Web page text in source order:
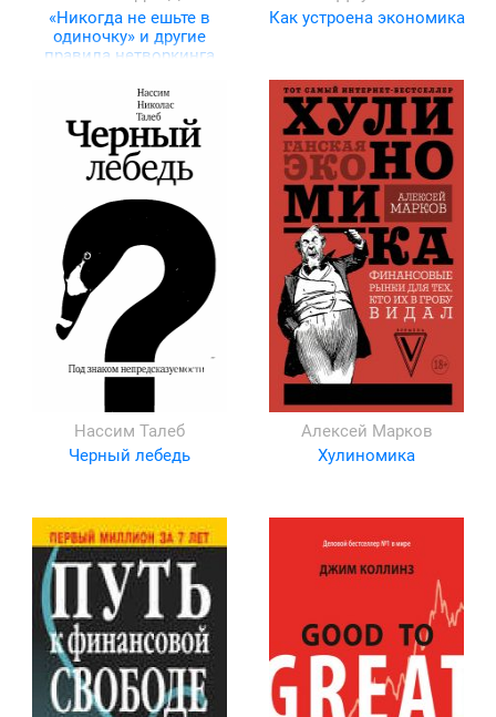
«Никогда не ешьте в
одиночку» и другие
правила нетворкинга
Как устроена экономика
Нассим Талеб
Черный лебедь
Алексей Марков
Хулиномика